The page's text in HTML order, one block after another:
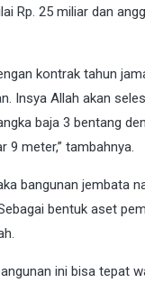
Rp. 25 miliar dan
kontrak tahun
Insya Allah akan
baja 3 bentang
9 meter,” tambahnya.
bangunan jembata
bentuk aset
ini bisa tepat